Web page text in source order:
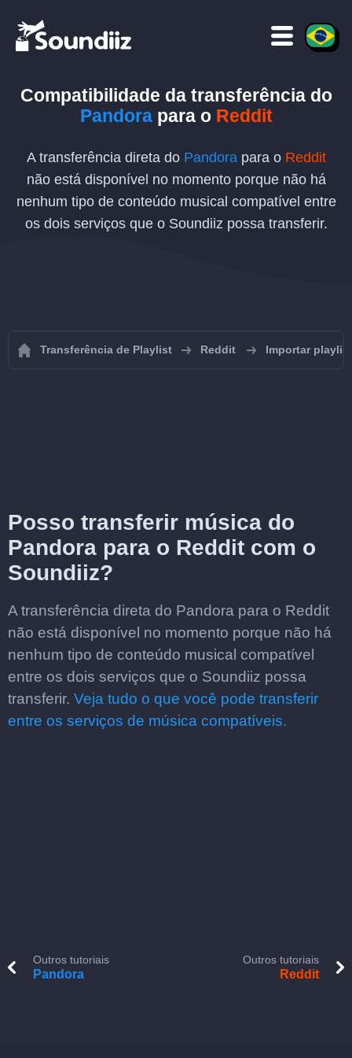
Compatibilidade da transferência do
Pandorapara o Reddit
A transferência direta do Pandorapara o Reddit
não está disponível no momento porque não há
nenhum tipo de conteúdo musical compatível entre
os dois serviços que o Soundiiz possa transferir.
Transferência de Playlist Reddit Importar
Posso transferir música do
Pandora para o Reddit com o
Soundiiz?
A transferência direta do Pandora para o Reddit
não está disponível no momento porque não há
nenhum tipo de conteúdo musical compatível
entre os dois serviços que o Soundiiz possa
transferir. Veja tudo o que você pode transferir
entre os serviços de música compatíveis.
Outros tutoriais
Pandora
Outros tutoriais
Reddit